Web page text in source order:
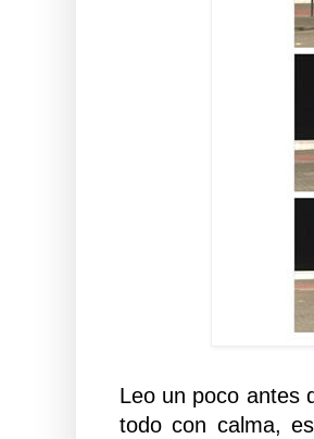
Leo un poco antes
todo con calma,